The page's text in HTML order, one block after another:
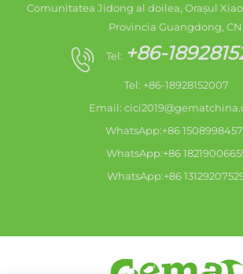
Comunitatea Jidong al doilea, Orașul
Provincia Guangdong, CN.
Tel: +86-
Tel: +86-18928152007
Email:
WhatsApp:+86
WhatsApp:+86
WhatsApp:+86